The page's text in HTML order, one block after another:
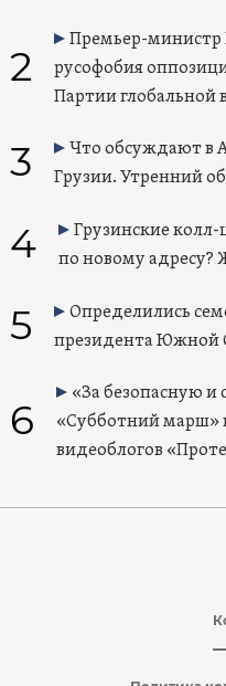
2
Премьер-
русофобия
Партии глобальной
3
Что обсуждают в
Грузии. Утренний
4
Грузинские
по новому адресу?
5
Определились
президента Южной
6
«За безопасную
«Субботний марш»
видеоблогов